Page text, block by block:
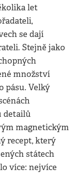
let
se dají
Stejně jako
množství
pásu. Velký
detailů
magnetickým
recept, který
státech
více: nejvíce